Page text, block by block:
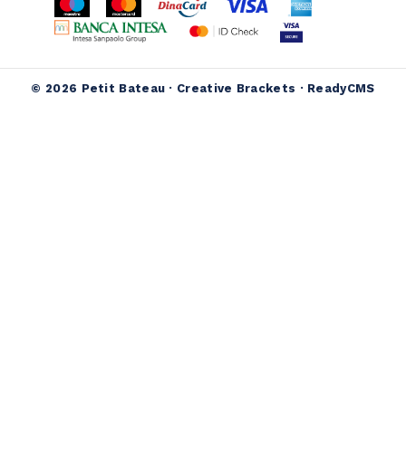
© 2026 Petit Bateau · Creative Brackets · ReadyCMS